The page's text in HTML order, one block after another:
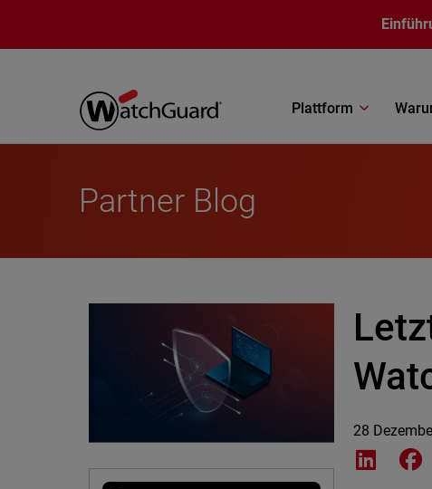
Plattform
Partner Blog
28
Share